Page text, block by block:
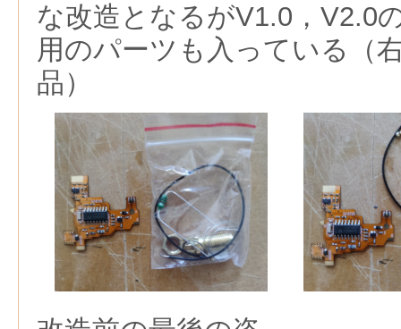
な改造となるがV1.0，V2.0
用のパーツも入っている（
品）